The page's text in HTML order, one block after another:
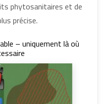
phytosanitaires et de
précise.
– uniquement là où